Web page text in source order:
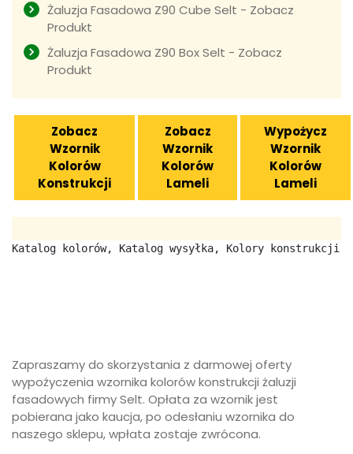
Żaluzja Fasadowa Z90 Cube Selt - Zobacz
Produkt
Żaluzja Fasadowa Z90 Box Selt - Zobacz
Produkt
Zobacz
Wzornik
Kolorów
Konstrukcji
Zobacz
Wzornik
Kolorów
Lameli
Wypożycz
Wzornik
Kolorów
Lameli
Katalog kolorów, Katalog wysyłka, Kolory
Zapraszamy do skorzystania z darmowej oferty
wypożyczenia wzornika kolorów konstrukcji żaluzji
fasadowych firmy Selt. Opłata za wzornik jest
pobierana jako kaucja, po odesłaniu wzornika do
naszego sklepu, wpłata zostaje zwrócona.